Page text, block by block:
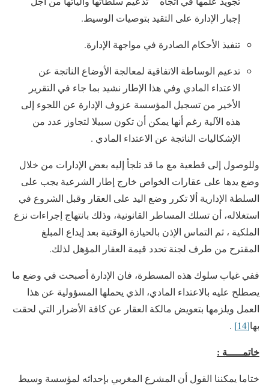
إجبار الإدارة على التقيد بتوصيات الوسيط.
تنفيذ الأحكام الصادرة في مواجهة الإدارة.
تدعيم الوساطة الاتفاقية لمعالجة الأوضاع الناتجة عن
الاعتداء المادي وفي هذا الإطار نشيد بما جاء في التقرير
الأخير من تسجيل المؤسسة عزوف الإدارة عن اللجوء إلى
هذه الآلية رغم أنها يمكن أن تكون سبيلا لتجاوز عدد من
الإشكاليات الناتجة عن الاعتداء المادي .
وللوصول إلى قطعية مع ما قد تلجأ إليه بعض الإدارات من خلال
وضع يدها على عقارات الخواص خارج إطار الشرعية يجب على
السلطة الإدارية ألا تكرر وضع اليد على العقار وقبل الشروع في
استغلاله، أن تسلك المساطر القانونية، وذلك بانتهاج إجراءات نزع
الملكية ، ثم التماس الإذن بالحيازة الوقتية بعد إيداع المبلغ
المقترح من طرف لجنة تحدد قيمة العقار المؤهل لذلك.
ففي غياب سلوك هذه المسطرة، فان الإدارة أصبحت في وضع ما
يصطلح عليه بالاعتداء المادي، الذي يحملها المسؤولية عن هذا
العمل ويلزمها بتعويض مالكة العقار عن كافة الأضرار التي لحقت
بها[14]
.
خاتمـــــة :
ختاما يمكننا القول أن المشرع المغربي بإحداثه لمؤسسة وسيط